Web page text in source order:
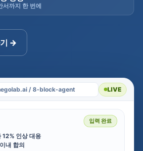
서까지 한 번에
→
/ 8-block-agent LIVE
입력 완료
12% 인상 대응
내 합의